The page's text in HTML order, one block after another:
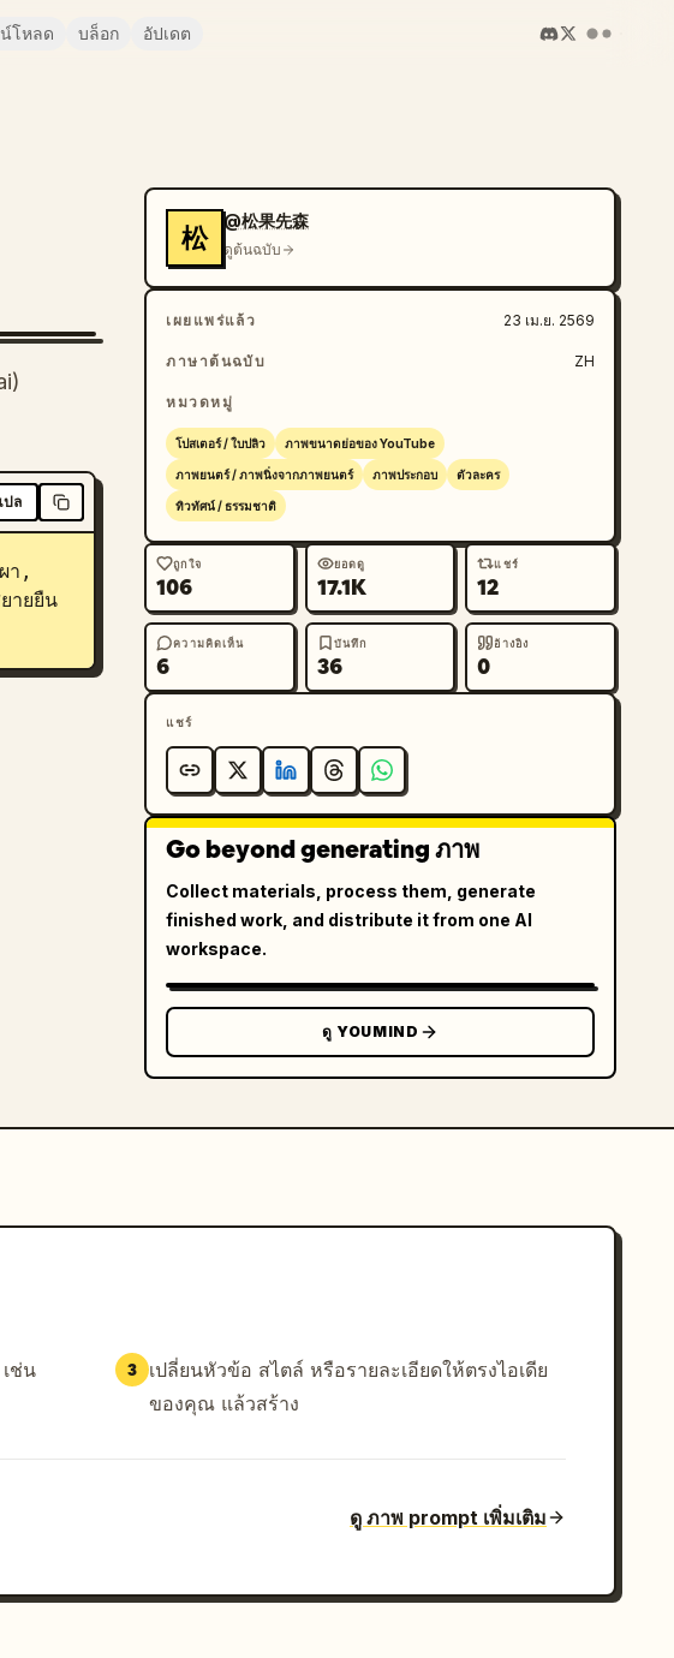
โหลด บล็อก อัปเดต
ปล
า,
ายยืน
松
@松果先森
ดูต้นฉบับ
เผยแพร่แล้ว 23 เม.ย. 2569
ภาษาต้นฉบับ ZH
หมวดหมู่
โปสเตอร์ / ใบปลิว ภาพขนาดย่อของ YouTube
ภาพยนตร์ / ภาพนิ่งจากภาพยนตร์ ภาพประกอบ ตัวละคร
ทิวทัศน์ / ธรรมชาติ
ถูกใจ
106
ยอดดู
17.1K
แชร์
12
ความคิดเห็น
6
บันทึก
36
อ้างอิง
0
แชร์
Go beyond generating ภาพ
Collect materials, process them, generate
finished work, and distribute it from one AI
workspace.
ดู YOUMIND
ช่น
3
เปลี่ยนหัวข้อ สไตล์ หรือรายละเอียดให้ตรงไอเดีย
ของคุณ แล้วสร้าง
ดู ภาพ prompt เพิ่มเติม